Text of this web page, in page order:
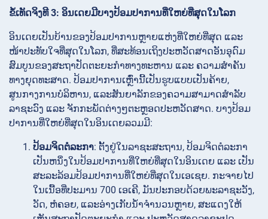
ຂໍ້ເທັດຈິງທີ 3: ອິນເດຍມີບາງປ້ອມປາການທີ່ໃຫຍ່ທີ່ສຸດໃນໂລກ
ອິນເດຍເປັນບ້ານຂອງປ້ອມປາການຫຼາຍແຫ່ງທີ່ໃຫຍ່ທີ່ສຸດ ແລະ
ໜ້າປະທັບໃຈທີ່ສຸດໃນໂລກ, ທີ່ສະທ້ອນເຖິງປະຫວັດສາດອັນອຸດົມ
ສົມບູນຂອງສະຖາປັດຕະຍະກຳທາງທະຫານ ແລະ ຄວາມສຳຄັນ
ທາງຍຸດທະສາດ. ປ້ອມປາການເຫຼົ່ານີ້ເປັນຮູບແບບເປັນຄ້າຍ,
ສູນກາງການບໍລິຫານ, ແລະສັນຍາລັກຂອງຄວາມສາມາດສຳລັບ
ລາຊະວົງ ແລະ ຈັກກະພັດຕ່າງໆຕະຫຼອດປະຫວັດສາດ. ບາງປ້ອມ
ປາການທີ່ໃຫຍ່ທີ່ສຸດໃນອິນເດຍລວມມີ:
ປ້ອມຈິດຕໍລະກາ: ຕັ້ງຢູ່ໃນລາຊະສະຖານ, ປ້ອມຈິດຕໍລະກາ
ເປັນຫນຶ່ງໃນປ້ອມປາການທີ່ໃຫຍ່ທີ່ສຸດໃນອິນເດຍ ແລະ ເປັນ
ສະລະລ້ອມປ້ອມປາການທີ່ໃຫຍ່ທີ່ສຸດໃນເອເຊຍ. ກະຈາຍໄປ
ໃນເນື້ອທີ່ປະມານ 700 ເອເຄີ, ມັນປະກອບດ້ວຍພະລາຊະວັງ,
ວັດ, ຫໍຄອຍ, ແລະອ່າງເກັບນ້ຳຈຳນວນຫຼາຍ, ສະແດງໃຫ້